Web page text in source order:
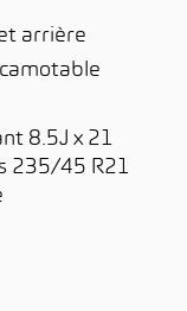
arrière
8.5J x 21
235/45 R21